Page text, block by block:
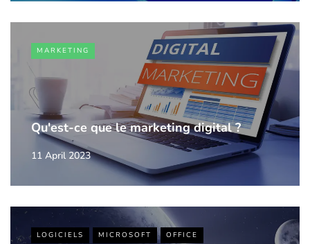
MARKETING
Qu'est-ce que le marketing digital ?
11 April 2023
LOGICIELS MICROSOFT OFFICE